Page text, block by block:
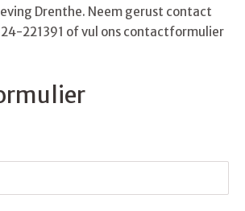
Drenthe. Neem gerust contact
221391 of vul ons contactformulier